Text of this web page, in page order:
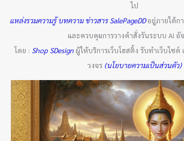
ไป
แหล่งรวมความรู้ บทความ ข่าวสาร SalePageDDอยู่ภายใต้ก
และควบคุมการวางคำสั่งรันระบบ AI อั
โดย : Shop SDesign ผู้ให้บริการเว็บโฮสติ้ง รับทำเว็บไซ
วงจร(นโยบายความเป็นส่วนตัว)